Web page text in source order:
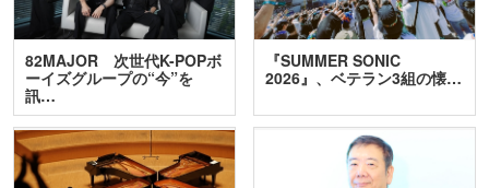
82MAJOR 次世代K-POPボ
ーイズグループの“今”を
訊…
『SUMMER SONIC
2026』、ベテラン3組の懐…